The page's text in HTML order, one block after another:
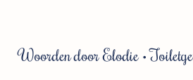
Woorden door Elodie•